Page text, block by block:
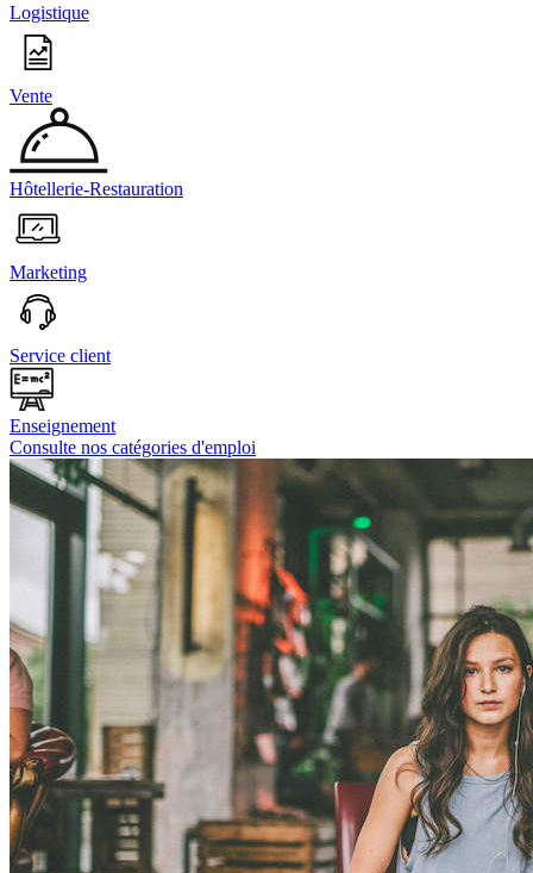
Logistique
Vente
Hôtellerie-Restauration
Marketing
Service client
Enseignement
Consulte nos catégories d'emploi